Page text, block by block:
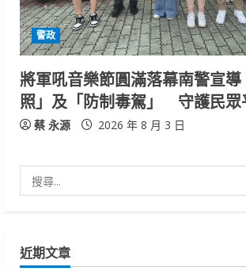
警政
將軍吼音樂節圓滿落幕南警宣
照」及「防制毒駕」 守護民眾
蔡 永源 2026 年 8 月 3 日
尋
字:
近期文章